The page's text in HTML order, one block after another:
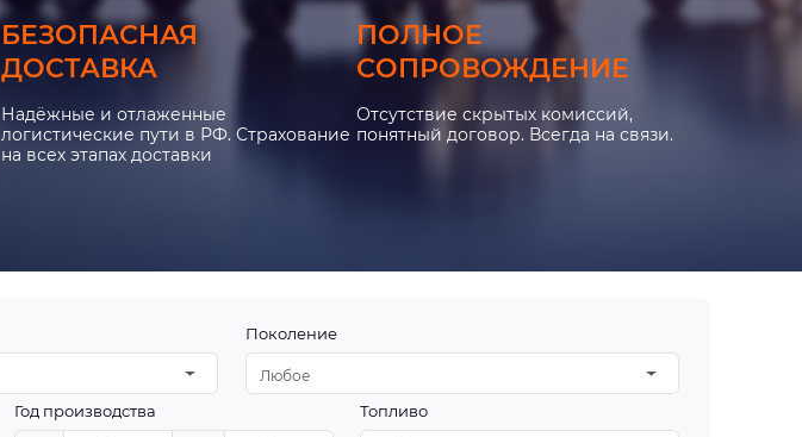
БЕЗОПАСНАЯ
ДОСТАВКА
Надёжные и отлаженные
логистические пути в РФ. Страхование
на всех этапах доставки
ПОЛНОЕ
СОПРОВОЖДЕНИЕ
Отсутствие скрытых комиссий,
понятный договор. Всегда на связи.
Поколение
Любое
Год производства Топливо